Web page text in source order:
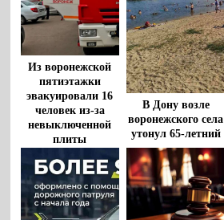
Из воронежской
пятиэтажки
эвакуировали 16
человек из-за
невыключенной
плиты
В Дону возле
воронежского села
утонул 65-летний
мужчина